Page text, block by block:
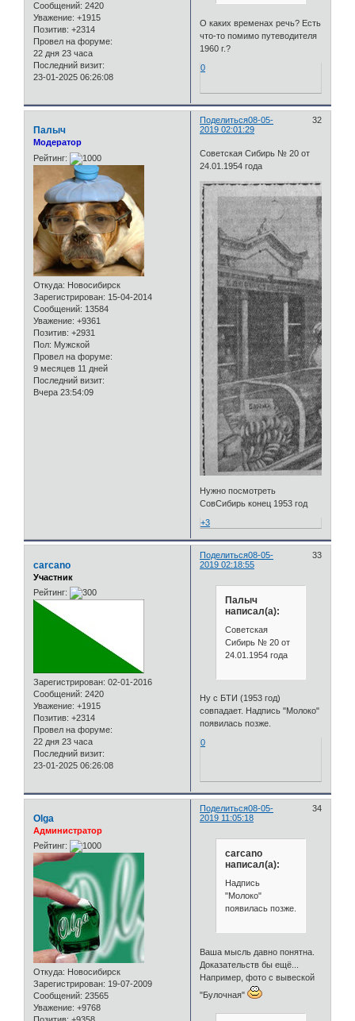
Сообщений: 2420
Уважение: +1915
Позитив: +2314
Провел на форуме:
22 дня 23 часа
Последний визит:
23-01-2025 06:26:08
О каких временах речь? Есть
что-то помимо путеводителя
1960 г.?
0
Поделиться 32
08-05-
2019 02:01:29
Палыч
Модератор
Рейтинг:
Откуда: Новосибирск
Зарегистрирован: 15-04-2014
Сообщений: 13584
Уважение: +9361
Позитив: +2931
Пол: Мужской
Провел на форуме:
9 месяцев 11 дней
Последний визит:
Вчера 23:54:09
Советская Сибирь № 20 от
24.01.1954 года
Нужно посмотреть
СовСибирь конец 1953 год
+3
Поделиться 33
08-05-
2019 02:18:55
carcano
Участник
Рейтинг:
Зарегистрирован: 02-01-2016
Сообщений: 2420
Уважение: +1915
Позитив: +2314
Провел на форуме:
22 дня 23 часа
Последний визит:
23-01-2025 06:26:08
Палыч
написал(а):
Советская
Сибирь № 20 от
24.01.1954 года
Ну с БТИ (1953 год)
совпадает. Надпись "Молоко"
появилась позже.
0
Поделиться 34
08-05-
2019 11:05:18
Olga
Администратор
Рейтинг:
Откуда: Новосибирск
Зарегистрирован: 19-07-2009
Сообщений: 23565
Уважение: +9768
carcano
написал(а):
Надпись
"Молоко"
появилась позже.
Ваша мысль давно понятна.
Доказательств бы ещё...
Например, фото с вывеской
"Булочная"